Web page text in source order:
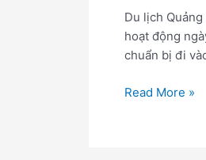
Du lịch
hoạt động
chuẩn bị đi
Read More »